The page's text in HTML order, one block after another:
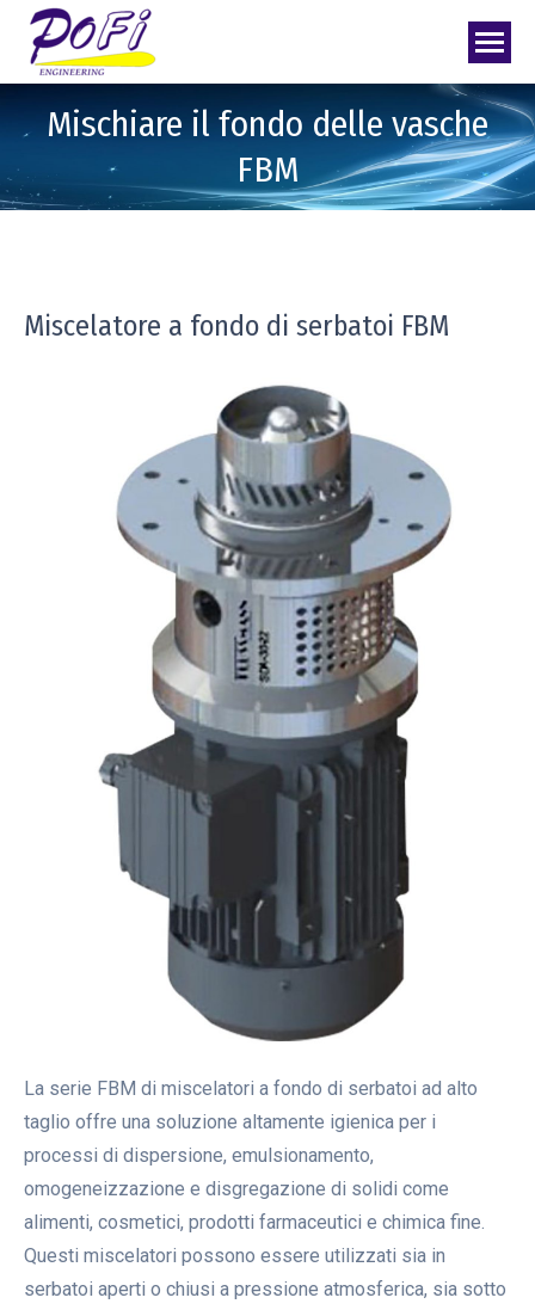
Mischiare il fondo delle vasche
FBM
Miscelatore a fondo di serbatoi FBM
La serie FBM di miscelatori a fondo di serbatoi ad alto
taglio offre una soluzione altamente igienica per i
processi di dispersione, emulsionamento,
omogeneizzazione e disgregazione di solidi come
alimenti, cosmetici, prodotti farmaceutici e chimica fine.
Questi miscelatori possono essere utilizzati sia in
serbatoi aperti o chiusi a pressione atmosferica, sia sotto